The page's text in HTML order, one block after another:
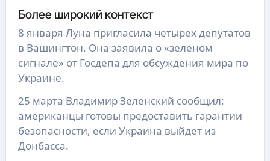
Более широкий контекст
8 января Луна пригласила четырех депутатов
в Вашингтон. Она заявила о «зеленом
сигнале» от Госдепа для обсуждения мира по
Украине.
25 марта Владимир Зеленский сообщил:
американцы готовы предоставить гарантии
безопасности, если Украина выйдет из
Донбасса.